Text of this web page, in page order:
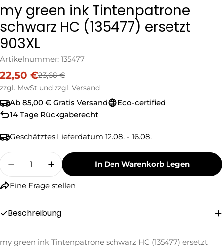
my green ink Tintenpatrone
schwarz HC (135477) ersetzt
903XL
Artikelnummer: 135477
Verkaufspreis
22,50 €
Regulärer
Preis
23,68 €
zzgl. MwSt und zzgl. Versand
Ab 85,00 € Gratis Versand
Eco-certified
14 Tage Rückgaberecht
Geschätztes Lieferdatum 12.08. - 16.08.
Menge
Menge Für My Green Ink Tintenpatrone
Menge Für My Green Ink
In Den Warenkorb Legen
Eine Frage stellen
Name
Beschreibung
my green ink Tintenpatrone schwarz HC (135477) ersetzt